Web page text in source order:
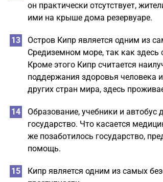
он практически отсутствует,
ими на крыше дома резервуаре.
Остров Кипр является одним из
Средиземном море, так как
Кроме этого Кипр считается
поддержания здоровья человека
других стран мира, здесь
Образование, учебники и автобус
государство. Что касается
же позаботилось государство,
помощь.
Кипр является одним из самых